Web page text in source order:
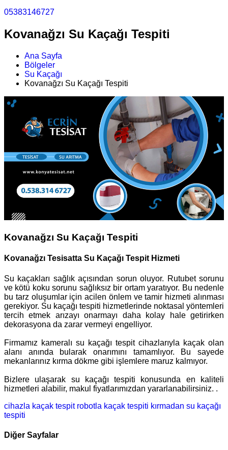
05383146727
Kovanağzı Su Kaçağı Tespiti
Ana Sayfa
Bölgeler
Su Kaçağı
Kovanağzı Su Kaçağı Tespiti
Kovanağzı Su Kaçağı Tespiti
Kovanağzı Tesisatta Su Kaçağı Tespit Hizmeti
Su kaçakları sağlık açısından sorun oluyor. Rutubet sorunu
ve kötü koku sorunu sağlıksız bir ortam yaratıyor. Bu nedenle
bu tarz oluşumlar için acilen önlem ve tamir hizmeti alınması
gerekiyor. Su kaçağı tespiti hizmetlerinde noktasal yöntemleri
tercih etmek arızayı onarmayı daha kolay hale getirirken
dekorasyona da zarar vermeyi engelliyor.
Firmamız kameralı su kaçağı tespit cihazlarıyla kaçak olan
alanı anında bularak onarımını tamamlıyor. Bu sayede
mekanlarınız kırma dökme gibi işlemlere maruz kalmıyor.
Bizlere ulaşarak su kaçağı tespiti konusunda en kaliteli
hizmetleri alabilir, makul fiyatlarımızdan yararlanabilirsiniz. .
cihazla kaçak tespitrobotla kaçak tespiti kırmadan su kaçağı
tespiti
Diğer Sayfalar